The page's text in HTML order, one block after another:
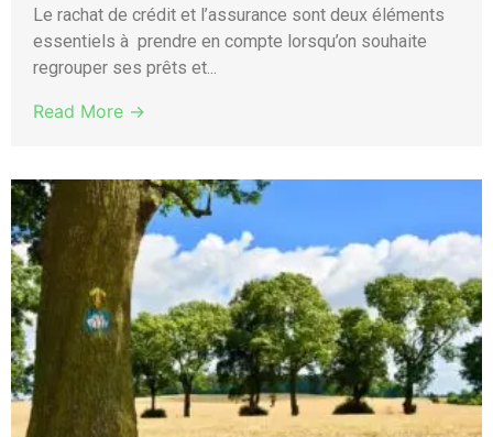
Le rachat de crédit et l’assurance sont deux éléments
essentiels à prendre en compte lorsqu’on souhaite
regrouper ses prêts et...
Read More →